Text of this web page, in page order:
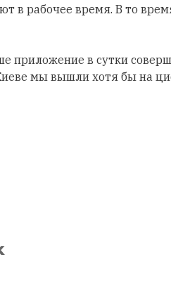
в рабочее время. В то
приложение в сутки
мы вышли хотя бы на